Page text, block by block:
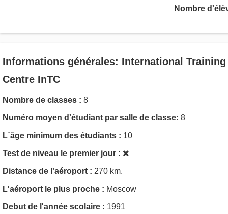
Nombre
Informations générales: International Training
Centre InTC
Nombre de classes : 8
Numéro moyen d'étudiant par salle de classe: 8
L´âge minimum des étudiants : 10
Test de niveau le premier jour :
Distance de l'aéroport : 270 km.
L'aéroport le plus proche : Moscow
Debut de l'année scolaire : 1991